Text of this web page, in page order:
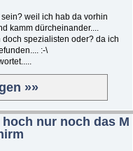
weil ich hab da vorhin
kamm dürcheinander....
spezialisten oder? da ich
:-\
»»
nur noch das M